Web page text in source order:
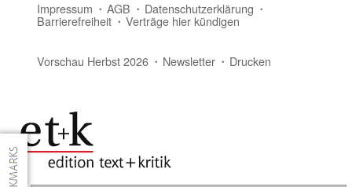
Impressum AGB Datenschutzerklärung
Barrierefreiheit Verträge hier kündigen
Vorschau Herbst 2026 Newsletter Drucken